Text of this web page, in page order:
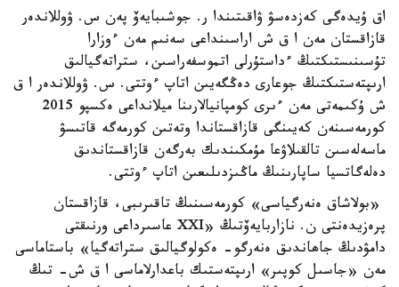
اق ۇيدەگى كەزدەسۋ ۋاقىتىندا ر. جوشىبايەۆ پەن س. ۋوللاندەر
قازاقستان مەن ا ق ش اراسىنداعى سەنىم مەن ءوزارا
تۇسىنىستىكتىڭ ءداستۇرلى اتموسفەراسىن، ستراتەگيالىق
ارىپتەستىكتىڭ جوعارى دەڭگەيىن اتاپ ءوتتى. س. ۋوللاندەر ا ق
ش ۇكىمەتى مەن ءىرى كومپانيالارىنا ميلانداعى ەكسپو 2015
كورمەسىنەن كەيىنگى قازاقستاندا وتەتىن كورمەگە قاتىسۋ
ماسەلەسىن تالقىلاۋعا مۇمكىندىك بەرگەن قازاقستاندىق
دەلەگاتسيا ساپارىنىڭ ماڭىزدىلىعىن اتاپ ءوتتى.
«بولاشاق ەنەرگياسى» كورمەسىنىڭ تاقىرىبى، قازاقستان
پرەزيدەنتى ن. نازاربايەۆتىڭ «XXI عاسىرداعى ورنىقتى
دامۋدىڭ جاھاندىق ەنەرگو- ەكولوگيالىق ستراتەگيا» باستاماسى
مەن «جاسىل كوپىر» ارىپتەستىك باعدارلاماسى ا ق ش- تىڭ